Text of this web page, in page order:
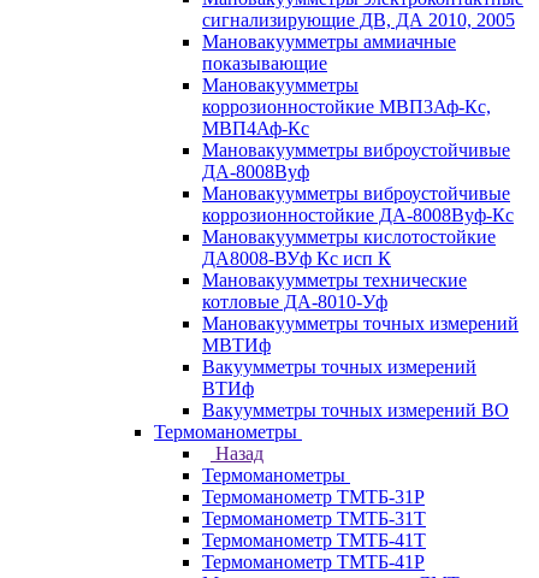
сигнализирующие ДВ, ДА 2010, 2005
Мановакуумметры аммиачные
показывающие
Мановакуумметры
коррозионностойкие МВП3Аф-Кс,
МВП4Аф-Кс
Мановакуумметры виброустойчивые
ДА-8008Вуф
Мановакуумметры виброустойчивые
коррозионностойкие ДА-8008Вуф-Кс
Мановакуумметры кислотостойкие
ДА8008-ВУф Кс исп К
Мановакуумметры технические
котловые ДА-8010-Уф
Мановакуумметры точных измерений
МВТИф
Вакуумметры точных измерений
ВТИф
Вакуумметры точных измерений ВО
Термоманометры
Назад
Термоманометры
Термоманометр ТМТБ-31Р
Термоманометр ТМТБ-31Т
Термоманометр ТМТБ-41Т
Термоманометр ТМТБ-41Р